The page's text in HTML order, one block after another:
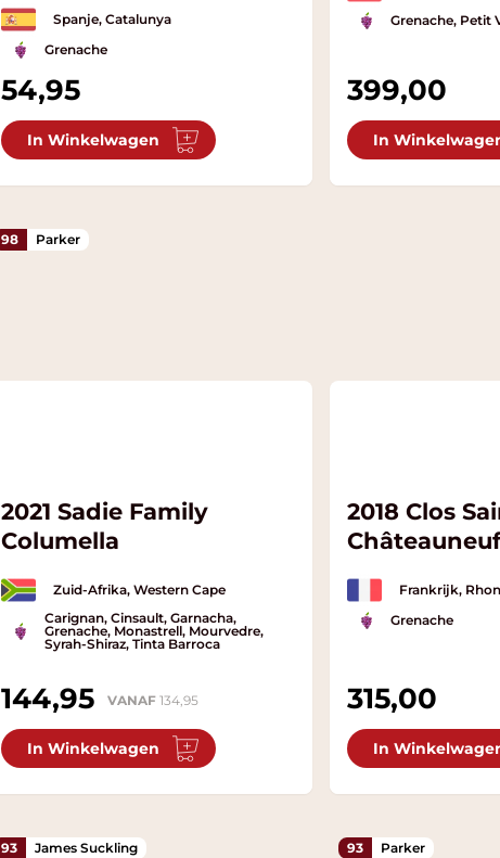
Spanje, Catalunya
Grenache
54,95
In Winkelwagen
Grenache, Petit
399,00
In
98 Parker
2021 Sadie Family
Columella
Zuid-Afrika, Western Cape
Carignan, Cinsault, Garnacha,
Grenache, Monastrell, Mourvedre,
Syrah-Shiraz, Tinta Barroca
144,95 VANAF 134,95
In Winkelwagen
2018 Clos
Frankrijk,
Grenache
315,00
In
93 James Suckling 93 Parker